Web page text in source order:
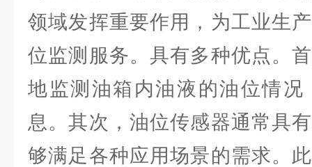
领域发挥重要作用，为工业生
位监测服务。具有多种优点。
地监测油箱内油液的油位情况
息。其次，油位传感器通常具
够满足各种应用场景的需求。